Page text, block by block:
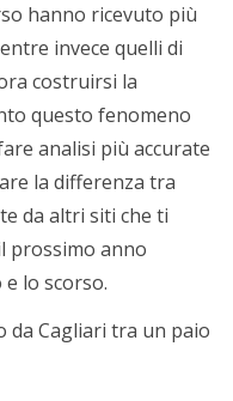
hanno ricevuto più
invece quelli di
costruirsi la
questo fenomeno
analisi più accurate
la differenza tra
da altri siti che ti
prossimo anno
lo scorso.
da Cagliari tra un paio